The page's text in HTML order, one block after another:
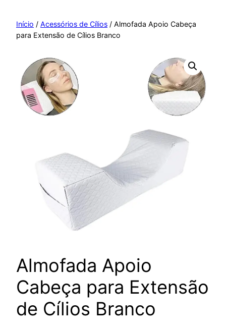
paraInício / Acessórios de Cílios / Almofada Apoio Cabeça
para Extensão de Cílios Branco
Almofada Apoio
Cabeça para Extensão
de Cílios Branco